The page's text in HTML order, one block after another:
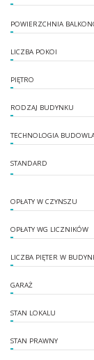
POWIERZCHNIA
LICZBA POKOI
PIĘTRO
RODZAJ BUDYNKU
TECHNOLOGIA
STANDARD
OPŁATY W CZYNSZU
OPŁATY WG LICZNIKÓW
LICZBA PIĘTER W
GARAŻ
STAN LOKALU
STAN PRAWNY